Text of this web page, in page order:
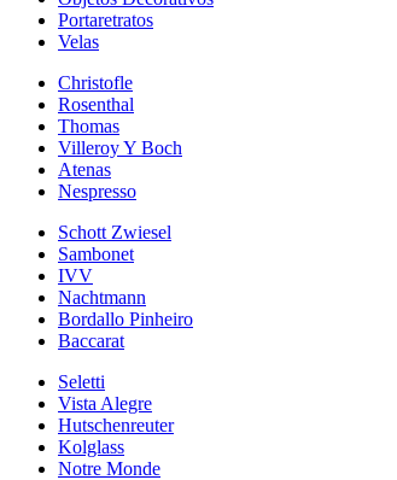
Portaretratos
Velas
Christofle
Rosenthal
Thomas
Villeroy Y Boch
Atenas
Nespresso
Schott Zwiesel
Sambonet
IVV
Nachtmann
Bordallo Pinheiro
Baccarat
Seletti
Vista Alegre
Hutschenreuter
Kolglass
Notre Monde